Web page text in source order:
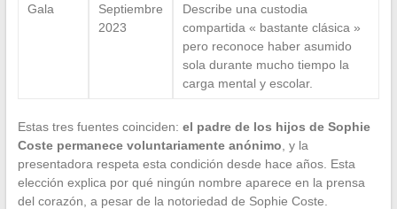
Gala
Septiembre
2023
Describe una custodia
compartida « bastante clásica »
pero reconoce haber asumido
sola durante mucho tiempo la
carga mental y escolar.
Estas tres fuentes coinciden: el padre de los hijos de Sophie
Coste permanece voluntariamente anónimo , y la
presentadora respeta esta condición desde hace años. Esta
elección explica por qué ningún nombre aparece en la prensa
del corazón, a pesar de la notoriedad de Sophie Coste.